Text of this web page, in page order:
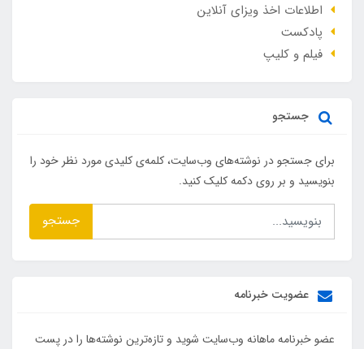
اطلاعات اخذ ویزای آنلاین
پادکست
فیلم و کلیپ
جستجو
برای جستجو در نوشته‌های وب‌سایت، کلمه‌ی کلیدی مورد نظر خود را
بنویسید و بر روی دکمه کلیک کنید.
جستجو
عضویت خبرنامه
عضو خبرنامه ماهانه وب‌سایت شوید و تازه‌ترین نوشته‌ها را در پست